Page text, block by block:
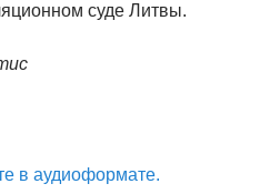
суде Литвы.
в аудиоформате.